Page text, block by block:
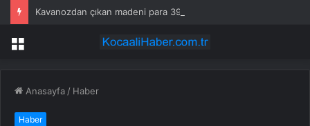
Kavanozdan çıkan madeni para 39 milyon lira kazandırdı
Menü
Anasayfa / Haber
Haber